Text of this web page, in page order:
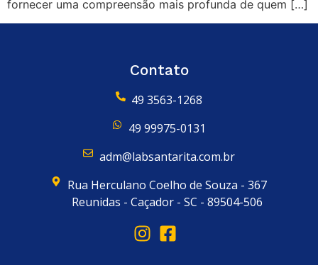
fornecer uma compreensão mais profunda de quem […]
Contato
49 3563-1268
49 99975-0131
adm@labsantarita.com.br
Rua Herculano Coelho de Souza - 367
Reunidas - Caçador - SC - 89504-506